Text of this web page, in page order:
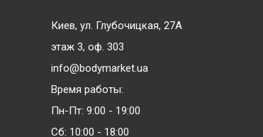
Киев, ул. Глубочицкая, 27А
этаж 3, оф. 303
info@bodymarket.ua
Время работы:
Пн-Пт: 9:00 - 19:00
Сб: 10:00 - 18:00